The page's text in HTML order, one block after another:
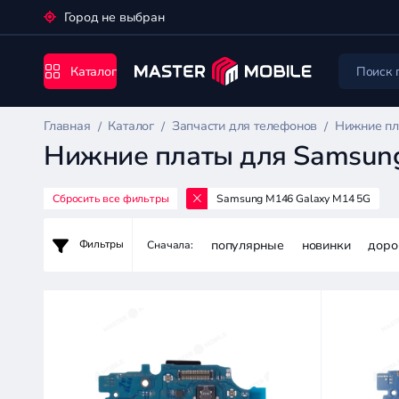
Город не выбран
Каталог
Главная Каталог Запчасти для телефонов Нижние
Нижние платы для
для
телефонов
Сбросить все фильтры Samsung M146 Galaxy M14 5G
Фильтры Сначала: популярные новинки